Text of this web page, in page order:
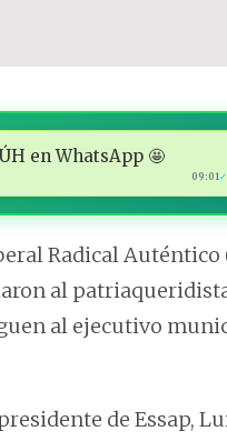
en WhatsApp 🤩
09:01
Radical Auténtico
al
al ejecutivo
de Essap,